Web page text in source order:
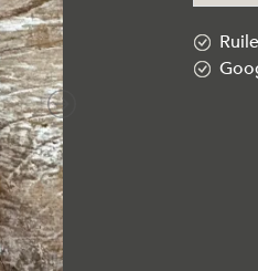
Next